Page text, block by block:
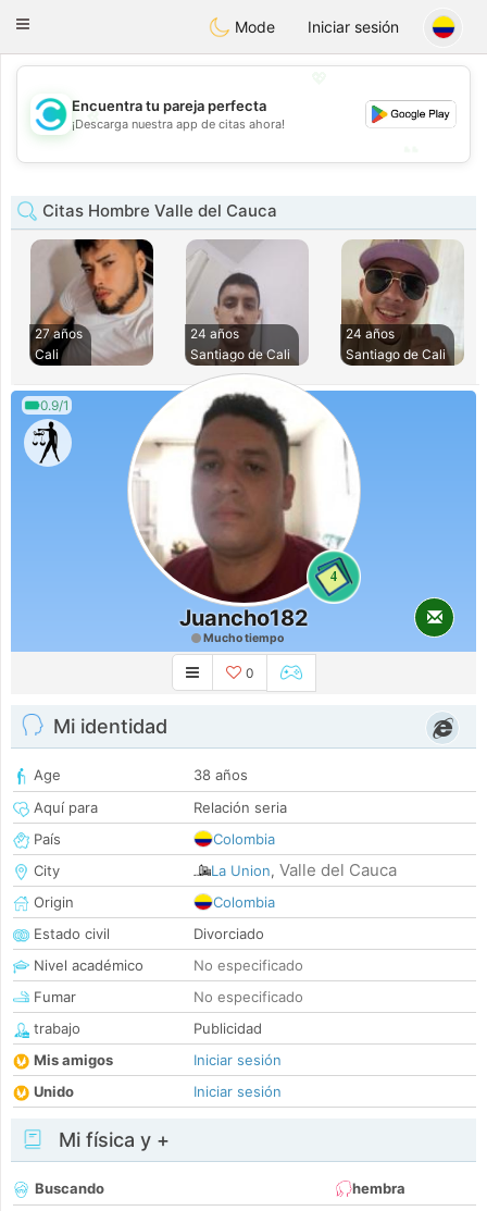
olombiaCitas
Toggle
Mode Iniciar sesión
💖
💕
Encuentra tu pareja perfecta
¡Descarga nuestra app de citas ahora!
Citas Hombre Valle del Cauca
27 años
Cali
24 años
Santiago de Cali
24 años
Santiago de Cali
0.9/1
4
Juancho182
Mucho tiempo
0
Mi identidad
Age
38 años
Aquí para
Relación seria
País
Colombia
City
La Union, Valle del Cauca
Origin
Colombia
Estado civil
Divorciado
Nivel académico
No especificado
Fumar
No especificado
trabajo
Publicidad
Mis amigos
Iniciar sesión
Unido
Iniciar sesión
Mi física y +
Buscando
hembra